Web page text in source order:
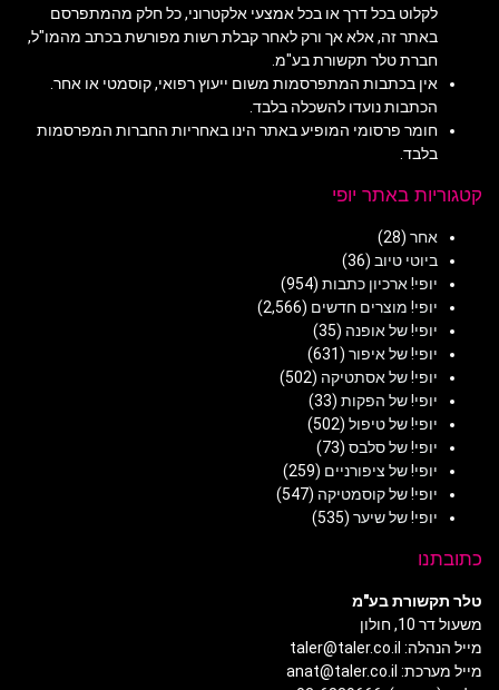
לקלוט בכל דרך או בכל אמצעי אלקטרוני, כל חלק מהמתפרסם
באתר זה, אלא אך ורק לאחר קבלת רשות מפורשת בכתב מהמו"ל,
חברת טלר תקשורת בע"מ.
אין בכתבות המתפרסמות משום ייעוץ רפואי, קוסמטי או אחר.
הכתבות נועדו להשכלה בלבד.
חומר פרסומי המופיע באתר הינו באחריות החברות המפרסמות
בלבד.
קטגוריות באתר יופי
אחר (28)
ביוטי טיוב (36)
יופי! ארכיון כתבות (954)
יופי! מוצרים חדשים (2,566)
יופי! של אופנה (35)
יופי! של איפור (631)
יופי! של אסתטיקה (502)
יופי! של הפקות (33)
יופי! של טיפול (502)
יופי! של סלבס (73)
יופי! של ציפורניים (259)
יופי! של קוסמטיקה (547)
יופי! של שיער (535)
כתובתנו
טלר תקשורת בע"מ
משעול דר 10, חולון
מייל הנהלה: taler@taler.co.il
מייל מערכת: anat@taler.co.il